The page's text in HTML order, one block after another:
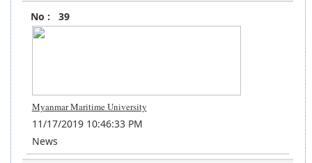
39
Myanmar Maritime University
11/17/2019 10:46:33 PM
News